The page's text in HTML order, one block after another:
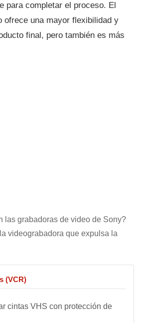
para completar el proceso. El
ofrece una mayor flexibilidad y
final, pero también es más
las grabadoras de video de Sony?
videograbadora que expulsa la
(VCR)
cintas VHS con protección de